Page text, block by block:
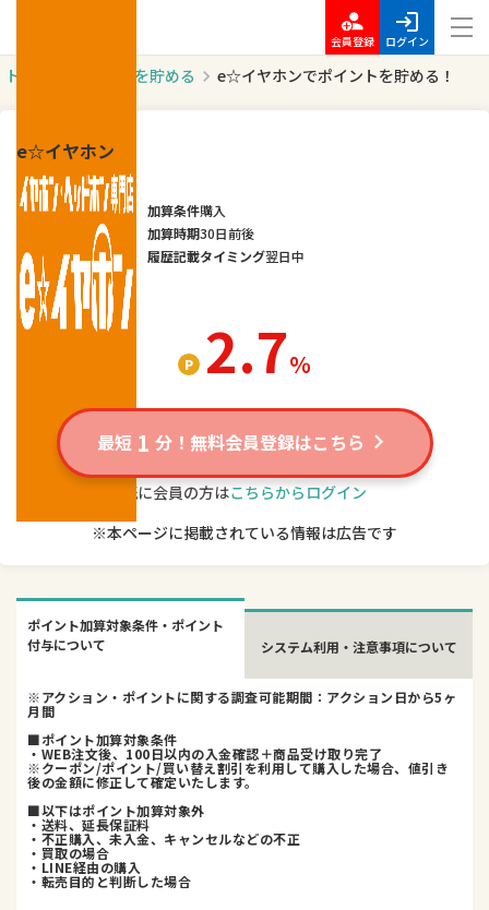
会員登録 ログイン
トップ ポイントを貯める e☆イヤホンでポイントを貯める！
e☆イヤホン
2.7％
加算条件購入
加算時期30日前後
履歴記載タイミング翌日中
最短 1 分！無料会員登録はこちら
既に会員の方はこちらからログイン
※本ページに掲載されている情報は広告です
ポイント加算対象条件・ポイント
付与について
システム利用・注意事項について
※アクション・ポイントに関する調査可能期間：アクション日から5ヶ
月間
■ポイント加算対象条件
・WEB注文後、100日以内の入金確認＋商品受け取り完了
※クーポン/ポイント/買い替え割引を利用して購入した場合、値引き
後の金額に修正して確定いたします。
■以下はポイント加算対象外
・送料、延長保証料
・不正購入、未入金、キャンセルなどの不正
・買取の場合
・LINE経由の購入
・転売目的と判断した場合